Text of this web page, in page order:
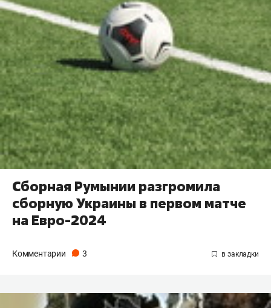
Сборная Румынии разгромила
сборную Украины в первом матче
на Евро-2024
Комментарии 3